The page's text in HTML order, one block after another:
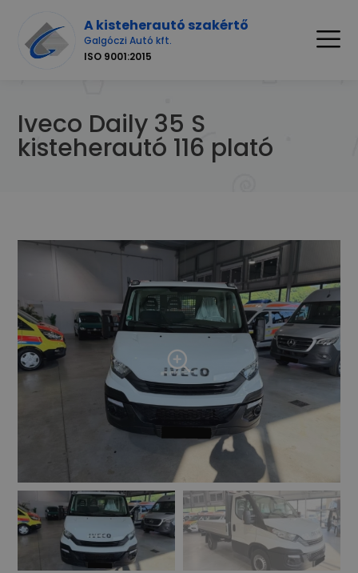
A kisteherautó szakértő
Galgóczi Autó kft.
ISO 9001:2015
Iveco Daily 35 S
kisteherautó 116 plató